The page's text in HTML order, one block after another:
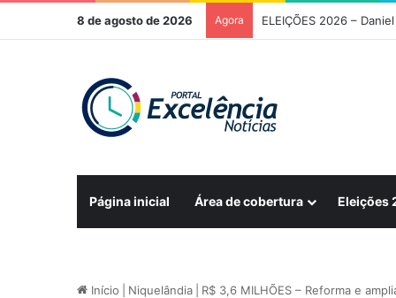
8 de agosto de 2026 Agora
Página inicial Área de cobertura Eleições
Início Niquelândia
R$ 3,6 MILHÕES – Reforma e